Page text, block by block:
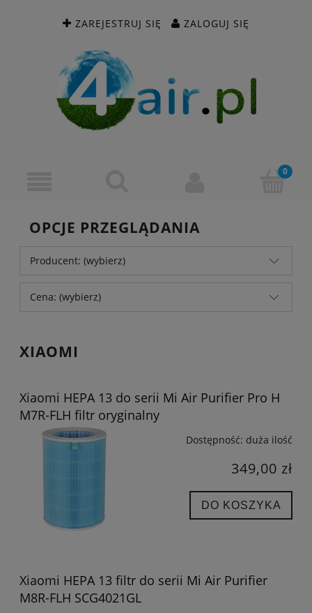
ZAREJESTRUJ SIĘ ZALOGUJ SIĘ
OPCJE PRZEGLĄDANIA
Producent: (wybierz)
Cena: (wybierz)
XIAOMI
Xiaomi HEPA 13 do serii Mi Air Purifier Pro H
M7R-FLH filtr oryginalny
Dostępność: duża ilość
349,00 zł
DO KOSZYKA
Xiaomi HEPA 13 filtr do serii Mi Air Purifier
M8R-FLH SCG4021GL